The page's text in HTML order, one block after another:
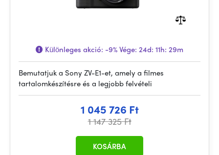
Különleges akció: -9%Vége: 24d: 11h: 29m
Bemutatjuk a Sony ZV-E1-et, amely a filmes
tartalomkészítésre és a legjobb felvételi
1 045 726 Ft
1 147 325 Ft
KOSÁRBA